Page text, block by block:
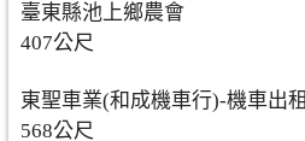
臺東縣池上鄉農會
407公尺
東聖車業(和成機車行)-機車出
568公尺